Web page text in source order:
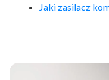
Jaki zasilacz